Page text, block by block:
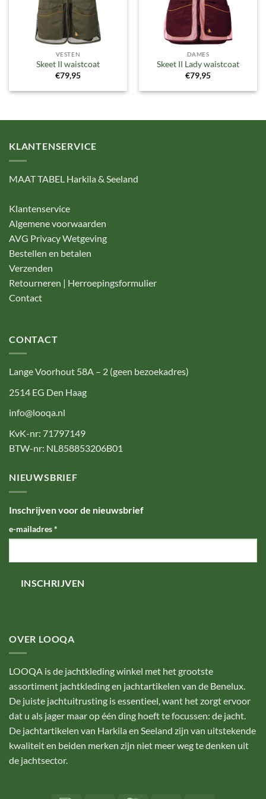
VESTEN
Skeet II waistcoat
€79,95
DAMES
Skeet II Lady waistcoat
€79,95
KLANTENSERVICE
MAAT TABEL Harkila & Seeland
Klantenservice
Algemene voorwaarden
AVG Privacy Wetgeving
Bestellen en betalen
Verzenden
Retourneren | Herroepingsformulier
Contact
CONTACT
Lange Voorhout 58A – 2 (geen bezoekadres)
2514 EG Den Haag
info@looqa.nl
KvK-nr: 71797149
BTW-nr: NL858853206B01
NIEUWSBRIEF
Inschrijven voor de nieuwsbrief
e-mailadres*
OVER LOOQA
LOOQA is de jachtkleding winkel met het grootste
assortiment jachtkleding en jachtartikelen van de Benelux.
De juiste jachtuitrusting is essentieel, want het zorgt ervoor
dat u als jager maar op één ding hoeft te focussen: de jacht.
De jachtartikelen van Harkila en Seeland zijn van uitstekende
kwaliteit en beiden merken zijn niet meer weg te denken uit
de jachtsector.